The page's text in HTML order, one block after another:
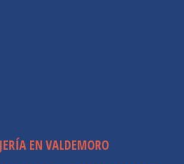
EN VALDEMORO